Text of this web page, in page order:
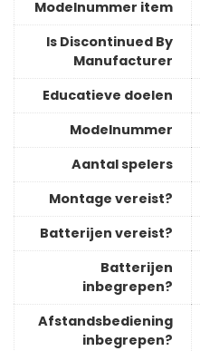
Modelnummer item
Is Discontinued By
Manufacturer
Educatieve doelen
Modelnummer
Aantal spelers
Montage vereist?
Batterijen vereist?
Batterijen
inbegrepen?
Afstandsbediening
inbegrepen?